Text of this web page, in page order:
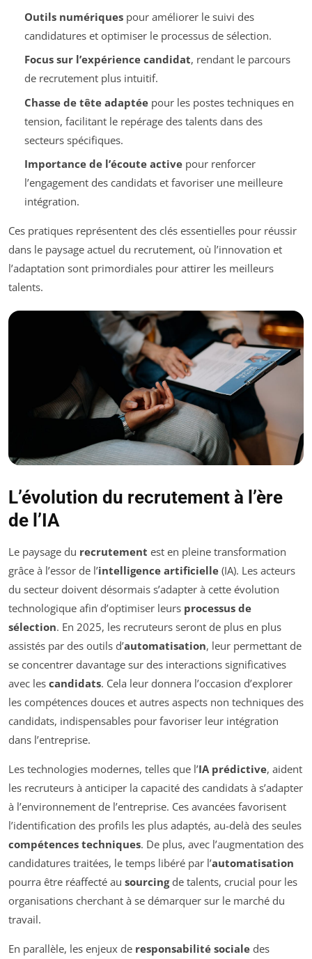
Outils numériquespour améliorer le suivi des
candidatures et optimiser le processus de sélection.
Focus sur l’expérience candidat, rendant le parcours
de recrutement plus intuitif.
Chasse de tête adaptéepour les postes techniques en
tension, facilitant le repérage des talents dans des
secteurs spécifiques.
Importance de l’écoute activepour renforcer
l’engagement des candidats et favoriser une meilleure
intégration.
Ces pratiques représentent des clés essentielles pour réussir
dans le paysage actuel du recrutement, où l’innovation et
l’adaptation sont primordiales pour attirer les meilleurs
talents.
L’évolution du recrutement à l’ère
de l’IA
Le paysage du recrutement est en pleine transformation
grâce à l’essor de l’intelligence artificielle (IA). Les acteurs
du secteur doivent désormais s’adapter à cette évolution
technologique afin d’optimiser leurs processus de
sélection. En 2025, les recruteurs seront de plus en plus
assistés par des outils d’automatisation, leur permettant de
se concentrer davantage sur des interactions significatives
avec les candidats. Cela leur donnera l’occasion d’explorer
les compétences douces et autres aspects non techniques des
candidats, indispensables pour favoriser leur intégration
dans l’entreprise.
Les technologies modernes, telles que l’IA prédictive, aident
les recruteurs à anticiper la capacité des candidats à s’adapter
à l’environnement de l’entreprise. Ces avancées favorisent
l’identification des profils les plus adaptés, au-delà des seules
compétences techniques. De plus, avec l’augmentation des
candidatures traitées, le temps libéré par l’automatisation
pourra être réaffecté au sourcingde talents, crucial pour les
organisations cherchant à se démarquer sur le marché du
travail.
En parallèle, les enjeux de responsabilité sociale des